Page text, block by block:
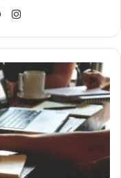
Pinterest